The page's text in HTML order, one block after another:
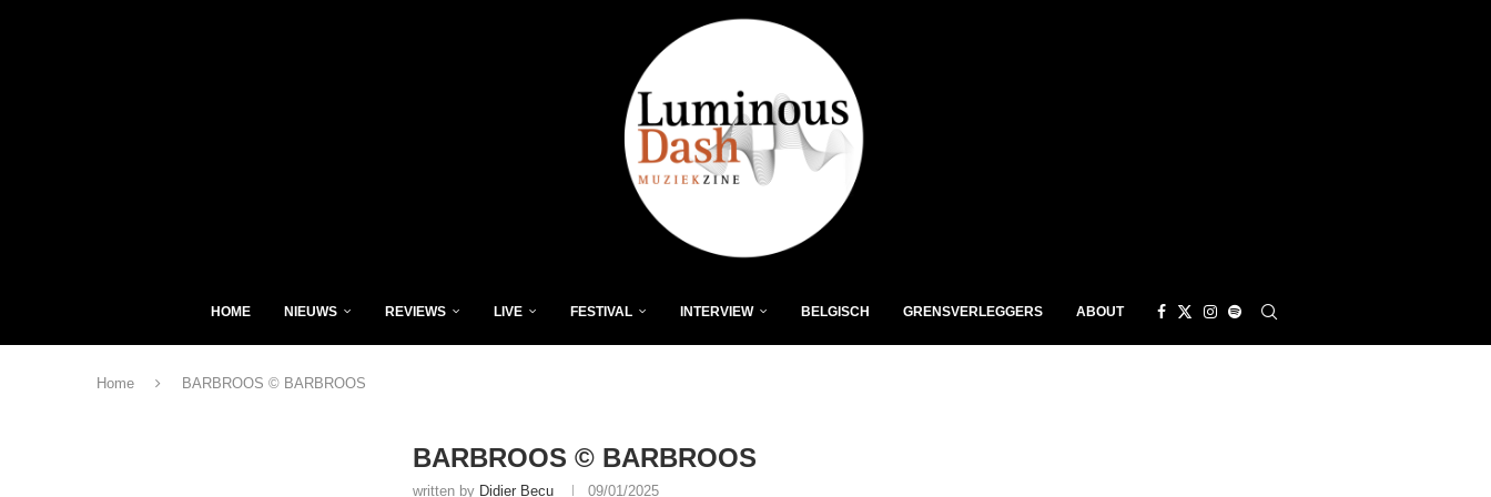
HOME NIEUWS REVIEWS LIVE FESTIVAL INTERVIEW BELGISCH GRENSVERLEGGERS ABOUT
Home BARBROOS © BARBROOS
BARBROOS © BARBROOS
written by Didier Becu 09/01/2025